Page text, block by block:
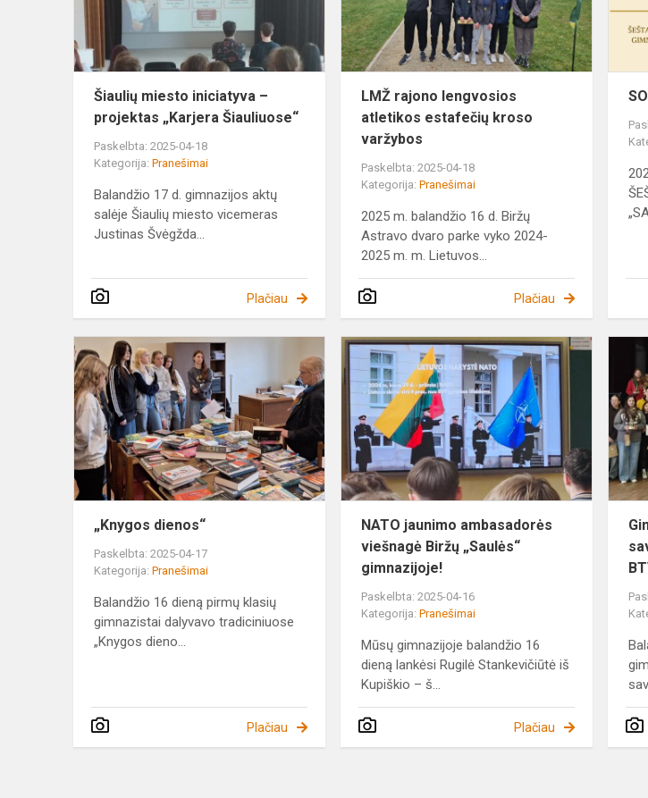
„Karjera
Šiauliuose“
Šiaulių miesto iniciatyva –
projektas „Karjera Šiauliuose“
Paskelbta: 2025-04-18
Kategorija: Pranešimai
Balandžio 17 d. gimnazijos aktų
salėje Šiaulių miesto vicemeras
Justinas Švėgžda...
Plačiau
kroso
varžybos
LMŽ rajono lengvosios
atletikos estafečių kroso
varžybos
Paskelbta: 2025-04-18
Kategorija:Pranešimai
2025 m. balandžio 16 d. Biržų
Astravo dvaro parke vyko 2024-
2025 m. m. Lietuvos...
Plačiau
„Knygos
dienos“
„Knygos dienos“
Paskelbta: 2025-04-17
Kategorija: Pranešimai
Balandžio 16 dieną pirmų klasių
gimnazistai dalyvavo tradiciniuose
„Knygos dieno...
Plačiau
NATO
jaunimo
viešnagė
Biržų
„Saulės“
NATO jaunimo ambasadorės
viešnagė Biržų „Saulės“
gimnazijoje!
Paskelbta: 2025-04-16
Kategorija:Pranešimai
Mūsų gimnazijoje balandžio 16
dieną lankėsi Rugilė Stankevičiūtė iš
Kupiškio – š...
Plačiau